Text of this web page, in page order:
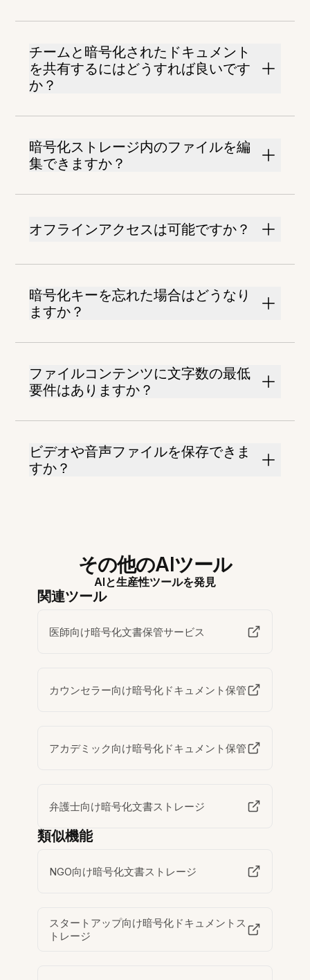
チームと暗号化されたドキュメント
を共有するにはどうすれば良いです
か？
暗号化ストレージ内のファイルを編
集できますか？
オフラインアクセスは可能ですか？
暗号化キーを忘れた場合はどうなり
ますか？
ファイルコンテンツに文字数の最低
要件はありますか？
ビデオや音声ファイルを保存できま
すか？
その他のAIツール
AIと生産性ツールを発見
関連ツール
医師向け暗号化文書保管サービス
カウンセラー向け暗号化ドキュメント保管
アカデミック向け暗号化ドキュメント保管
弁護士向け暗号化文書ストレージ
類似機能
NGO向け暗号化文書ストレージ
スタートアップ向け暗号化ドキュメントス
トレージ